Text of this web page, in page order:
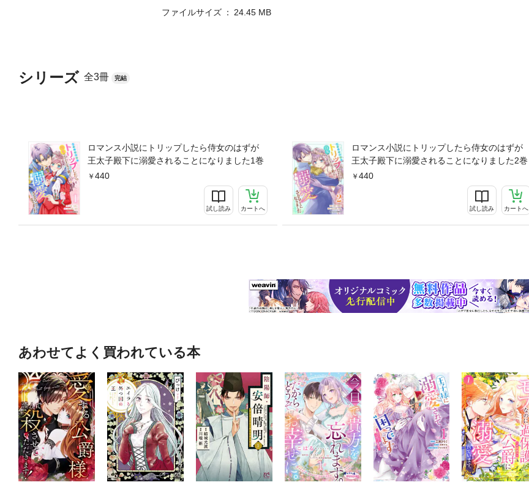
シリーズ 全3冊 完結
ロマンス小説にトリップしたら侍女のはずが
王太子殿下に溺愛されることになりました1巻
440
試し読み カートへ
ロマンス小説にトリップしたら侍女のはずが
王太子殿下に溺愛されることになりました2巻
440
試し読み カートへ
ファイルサイズ
24.45 MB
あわせてよく買われている本